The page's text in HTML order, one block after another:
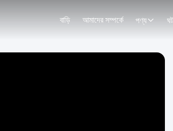
বাড়ি আমাদের সম্পর্কে পণ্য